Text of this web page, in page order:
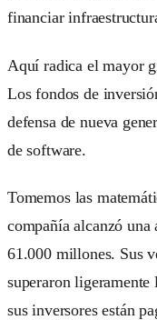
financiar
Aquí radica el mayor
Los fondos de
defensa de nueva
de software.
Tomemos las
compañía alcanzó
61.000 millones. Sus
superaron
sus inversores están